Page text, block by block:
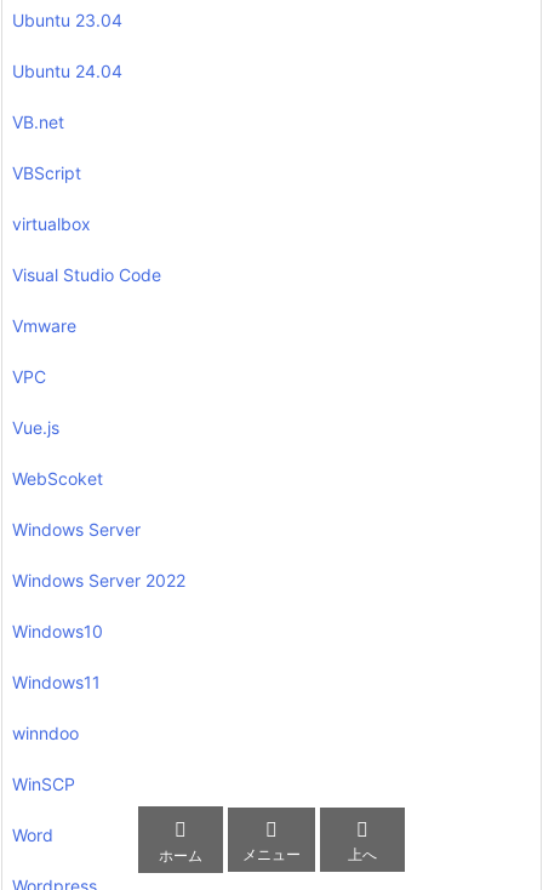
Ubuntu 23.04
Ubuntu 24.04
VB.net
VBScript
virtualbox
Visual Studio Code
Vmware
VPC
Vue.js
WebScoket
Windows Server
Windows Server 2022
Windows10
Windows11
winndoo
WinSCP
Word 
ホーム

メニュー

上へ